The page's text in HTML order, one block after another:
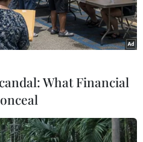
What Financial